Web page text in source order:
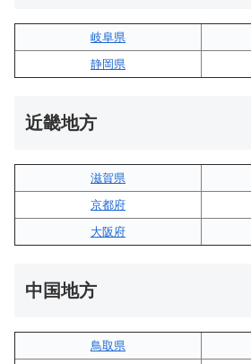
岐阜県
静岡県
近畿地方
滋賀県
京都府
大阪府
中国地方
鳥取県